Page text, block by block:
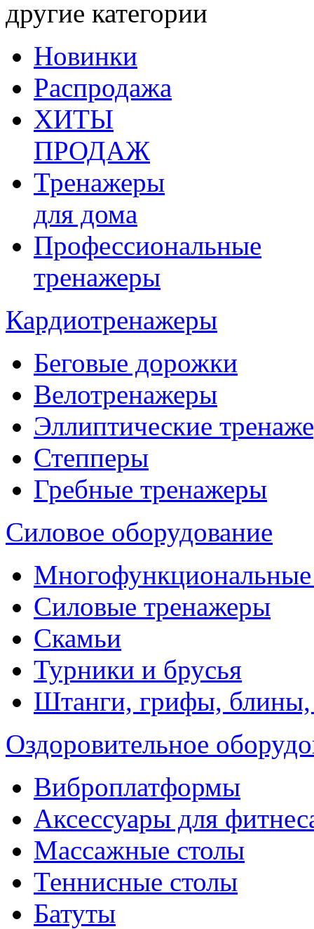
другие категории
Новинки
Распродажа
ХИТЫ
ПРОДАЖ
Тренажеры
для дома
Профессиональные
тренажеры
Кардиотренажеры
Беговые дорожки
Велотренажеры
Эллиптические
Степперы
Гребные тренажеры
Силовое оборудование
Силовые тренажеры
Скамьи
Турники и брусья
Штанги, грифы, блины,
Оздоровительное
Виброплатформы
Аксессуары для
Массажные столы
Теннисные столы
Батуты